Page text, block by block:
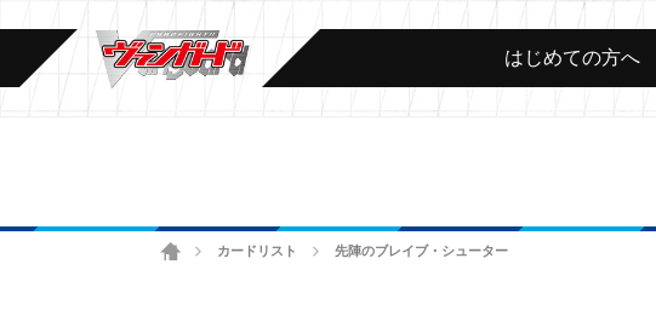
はじめての方へ
ホームカードリスト 先陣のブレイブ・シューター